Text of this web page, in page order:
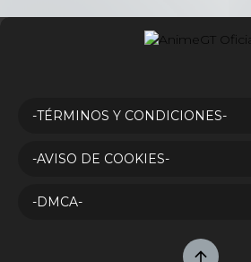
-TÉRMINOS Y CONDICIONES-
-AVISO DE COOKIES-
-DMCA-